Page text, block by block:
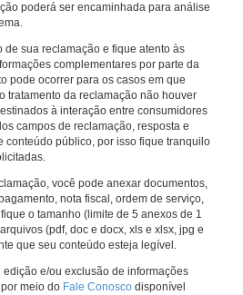
poderá ser encaminhada para análise
de sua reclamação e fique atento às
complementares por parte da
pode ocorrer para os casos em que
tratamento da reclamação não houver
à interação entre consumidores
campos de reclamação, resposta e
conteúdo público, por isso fique tranquilo
você pode anexar documentos,
nota fiscal, ordem de serviço,
o tamanho (limite de 5 anexos de 1
(pdf, doc e docx, xls e xlsx, jpg e
que seu conteúdo esteja legível.
edição e/ou exclusão de informações
meio do Fale Conosco disponível